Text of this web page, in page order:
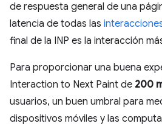
de respuesta general de una
latencia de todas las
final de la INP es la interacción
Para proporcionar una buena
Interaction to Next Paint de 200
usuarios, un buen umbral para
dispositivos móviles y las